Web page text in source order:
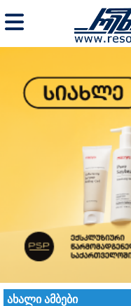
ახალი ამბები